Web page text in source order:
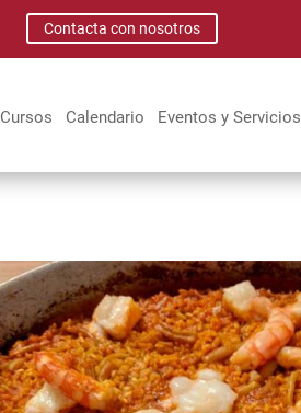
Contacta con nosotros
Cursos Calendario Eventos y Servicios